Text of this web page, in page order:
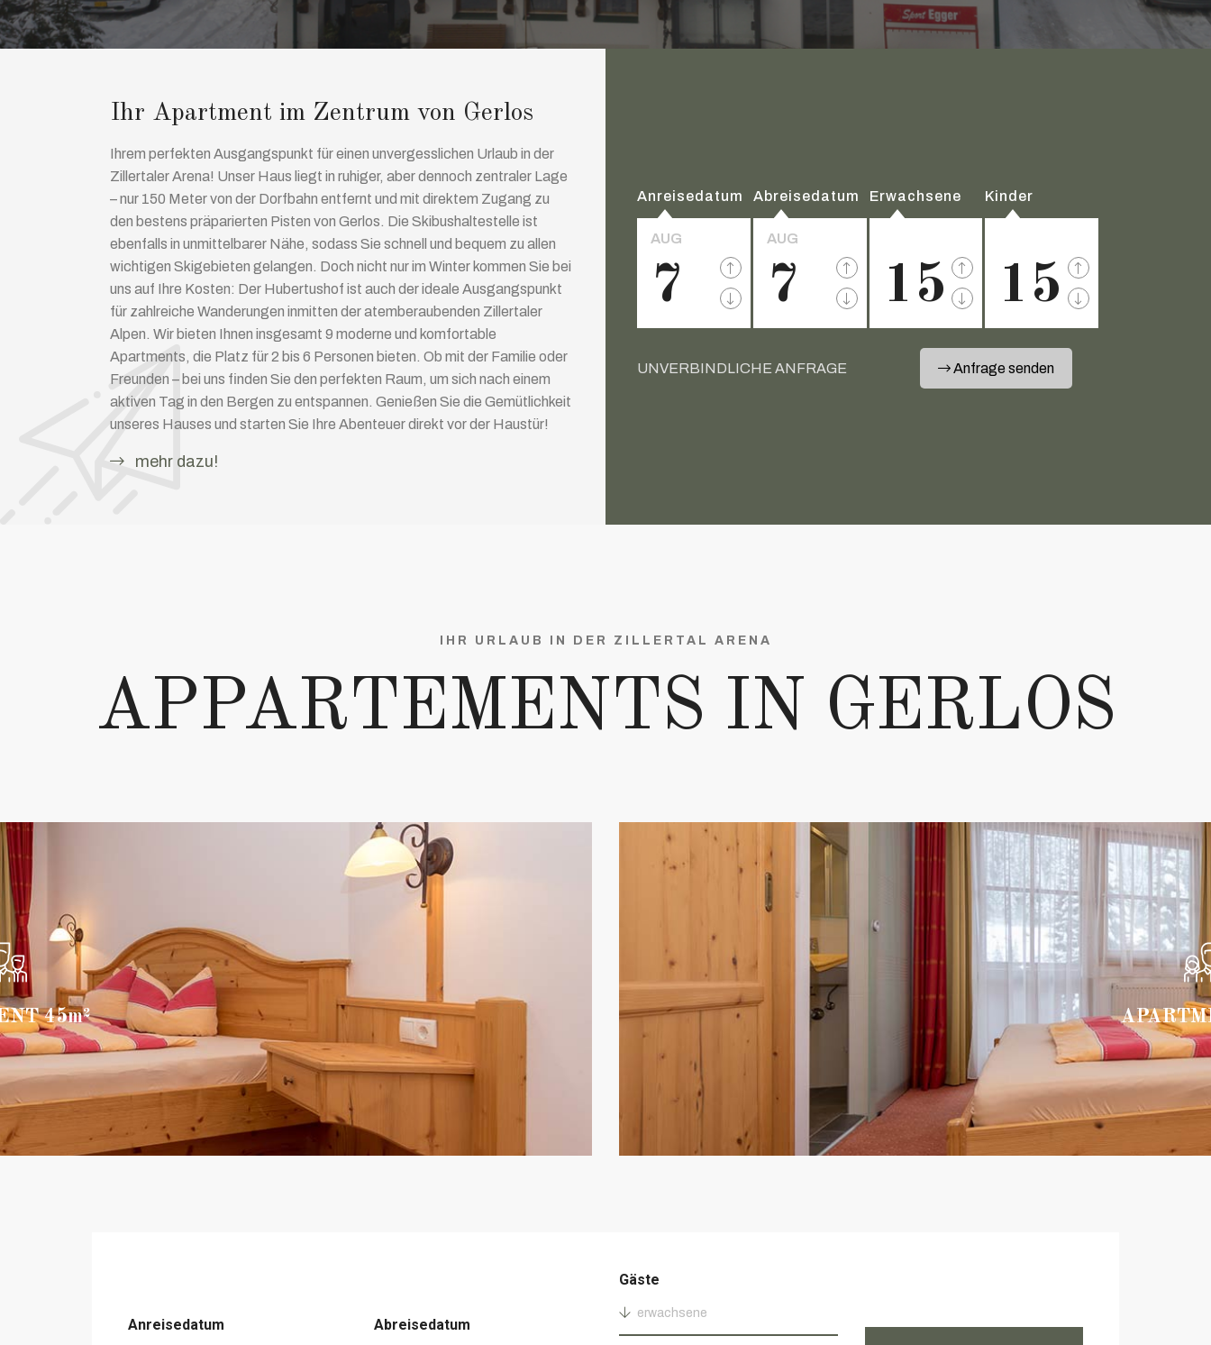
Ihr Apartment im Zentrum von Gerlos
Ihrem perfekten Ausgangspunkt für einen unvergesslichen Urlaub in der
Zillertaler Arena! Unser Haus liegt in ruhiger, aber dennoch zentraler Lage
– nur 150 Meter von der Dorfbahn entfernt und mit direktem Zugang zu
den bestens präparierten Pisten von Gerlos. Die Skibushaltestelle ist
ebenfalls in unmittelbarer Nähe, sodass Sie schnell und bequem zu allen
wichtigen Skigebieten gelangen. Doch nicht nur im Winter kommen Sie bei
uns auf Ihre Kosten: Der Hubertushof ist auch der ideale Ausgangspunkt
für zahlreiche Wanderungen inmitten der atemberaubenden Zillertaler
Alpen. Wir bieten Ihnen insgesamt 9 moderne und komfortable
Apartments, die Platz für 2 bis 6 Personen bieten. Ob mit der Familie oder
Freunden – bei uns finden Sie den perfekten Raum, um sich nach einem
aktiven Tag in den Bergen zu entspannen. Genießen Sie die Gemütlichkeit
unseres Hauses und starten Sie Ihre Abenteuer direkt vor der Haustür!
mehr dazu!
Anreisedatum
AUG
7
Abreisedatum
AUG
7
Erwachsene
15
Kinder
15
UNVERBINDLICHE ANFRAGE Anfrage senden
IHR URLAUB IN DER ZILLERTAL ARENA
APPARTEMENTS IN GERLOS
APARTMENT 40m²
Anreisedatum Abreisedatum
Gäste
erwachsene